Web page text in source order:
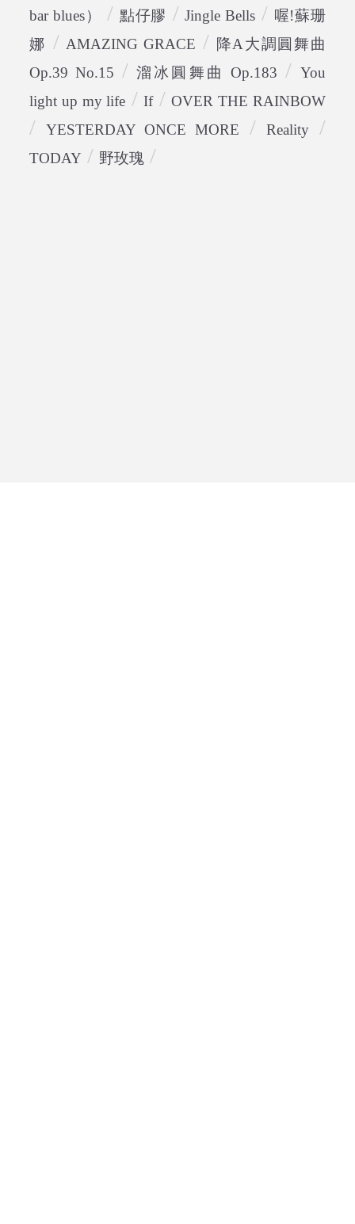
bar blues）
/ 點仔膠 /Jingle Bells / 喔!蘇珊
娜 / AMAZING GRACE / 降A大調圓舞曲
Op.39 No.15 / 溜冰圓舞曲 Op.183 / You
light up my life /If/OVER THE RAINBOW
/YESTERDAY ONCE MORE / Reality/
TODAY / 野玫瑰 /